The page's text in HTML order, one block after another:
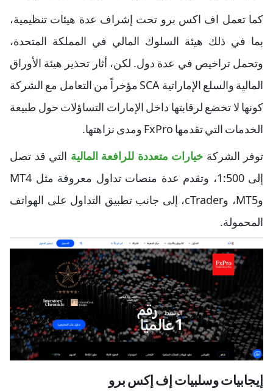
كما تعمل اف اكس برو تحت إشراف عدة هيئات تنظيمية،
بما في ذلك هيئة السلوك المالي في المملكة المتحدة،
وتحمل تراخيص في عدة دول. لكن، أثار تحذير هيئة الأوراق
المالية والسلع الإماراتية SCA مؤخراً من التعامل مع الشركة
كونها لا تخضع لرقابتها داخل الإمارات التساؤلات حول طبيعة
الخدمات التي تقدمها FxPro ومدى نزاهتها.
توفر الشركة خيارات متعددة للرافعة المالية التي قد تصل
إلى 1:500، وتقدم عدة منصات تداول معروفة مثل MT4
وMT5، وcTrader، إلى جانب تطبيق التداول على الهواتف
المحمولة.
إيجابيات وسلبيات إف إكس برو